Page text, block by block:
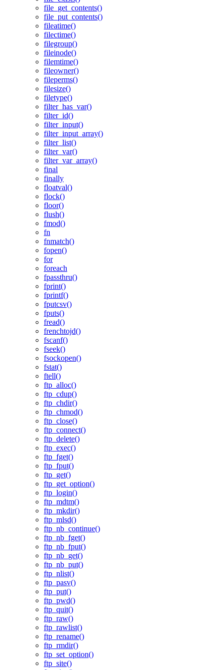
file_get_contents()
file_put_contents()
fileatime()
filectime()
filegroup()
fileinode()
filemtime()
fileowner()
fileperms()
filesize()
filetype()
filter_has_var()
filter_id()
filter_input()
filter_input_array()
filter_list()
filter_var()
filter_var_array()
final
finally
floatval()
flock()
floor()
flush()
fmod()
fn
fnmatch()
fopen()
for
foreach
fpassthru()
fprint()
fprintf()
fputcsv()
fputs()
fread()
frenchtojd()
fscanf()
fseek()
fsockopen()
fstat()
ftell()
ftp_alloc()
ftp_cdup()
ftp_chdir()
ftp_chmod()
ftp_close()
ftp_connect()
ftp_delete()
ftp_exec()
ftp_fget()
ftp_fput()
ftp_get()
ftp_get_option()
ftp_login()
ftp_mdtm()
ftp_mkdir()
ftp_mlsd()
ftp_nb_continue()
ftp_nb_fget()
ftp_nb_fput()
ftp_nb_get()
ftp_nb_put()
ftp_nlist()
ftp_pasv()
ftp_put()
ftp_pwd()
ftp_quit()
ftp_raw()
ftp_rawlist()
ftp_rename()
ftp_rmdir()
ftp_set_option()
ftp_site()